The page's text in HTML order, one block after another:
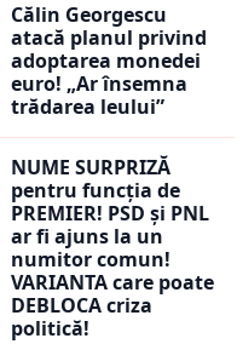
Călin Georgescu
atacă planul privind
adoptarea monedei
euro! „Ar însemna
trădarea leului”
NUME SURPRIZĂ
pentru funcția de
PREMIER! PSD și PNL
ar fi ajuns la un
numitor comun!
VARIANTA care poate
DEBLOCA criza
politică!